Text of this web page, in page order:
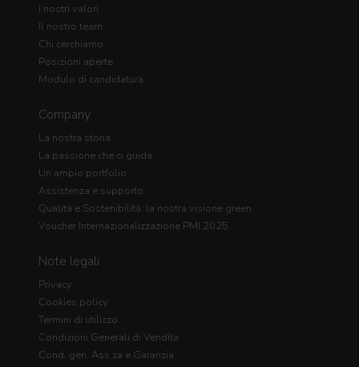
I nostri valori
Il nostro team
Chi cerchiamo
Posizioni aperte
Modulo di candidatura
Company
La nostra storia
La passione che ci guida
Un ampio portfolio
Assistenza e supporto
Qualità e Sostenibilità: la nostra visione green
Voucher Internazionalizzazione PMI 2025
Note legali
Privacy
Cookies policy
Termini di utilizzo
Condizioni Generali di Vendita
Cond. gen. Ass.za e Garanzia